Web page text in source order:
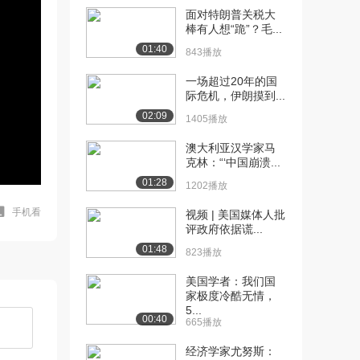
手机看
01:40
面对特朗普关税大
棒有人想“跪”？毛...
843播放
02:09
一场超过20年的国
际危机，伊朗摸到...
1405播放
01:28
澳大利亚汉学家马
克林：“‘中国崩溃...
1202播放
01:48
视频 | 美国媒体人批
评政府依据谎...
823播放
00:40
美国学者：我们国
家极度冷酷无情，
5...
665播放
经济学家尤努斯：